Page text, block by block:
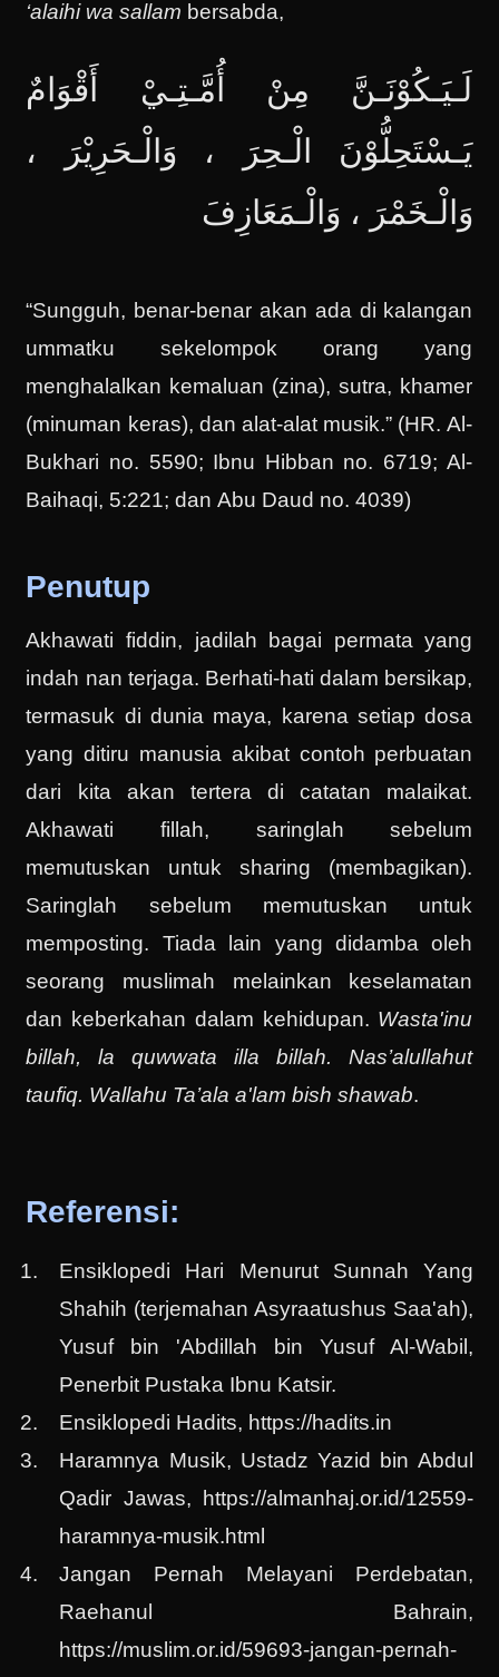
‘alaihi wa sallam bersabda,
لَـيَـكُوْنَـنَّ مِنْ أُمَّـتِـيْ أَقْوَامٌ
يَـسْتَحِلُّوْنَ الْـحِرَ ، وَالْـحَرِيْرَ ،
وَالْـخَمْرَ ، وَالْـمَعَازِفَ
“Sungguh, benar-benar akan ada di kalangan
ummatku sekelompok orang yang
menghalalkan kemaluan (zina), sutra, khamer
(minuman keras), dan alat-alat musik.” (HR. Al-
Bukhari no. 5590; Ibnu Hibban no. 6719; Al-
Baihaqi, 5:221; dan Abu Daud no. 4039)
Penutup
Akhawati fiddin, jadilah bagai permata yang
indah nan terjaga. Berhati-hati dalam bersikap,
termasuk di dunia maya, karena setiap dosa
yang ditiru manusia akibat contoh perbuatan
dari kita akan tertera di catatan malaikat.
Akhawati fillah, saringlah sebelum
memutuskan untuk sharing (membagikan).
Saringlah sebelum memutuskan untuk
memposting. Tiada lain yang didamba oleh
seorang muslimah melainkan keselamatan
dan keberkahan dalam kehidupan. Wasta'inu
billah, la quwwata illa billah. Nas’alullahut
taufiq. Wallahu Ta’ala a'lam bish shawab.
Referensi:
Ensiklopedi Hari Menurut Sunnah Yang
Shahih (terjemahan Asyraatushus Saa'ah),
Yusuf bin 'Abdillah bin Yusuf Al-Wabil,
Penerbit Pustaka Ibnu Katsir.
Ensiklopedi Hadits, https://hadits.in
Haramnya Musik, Ustadz Yazid bin Abdul
Qadir Jawas, https://almanhaj.or.id/12559-
haramnya-musik.html
Jangan Pernah Melayani Perdebatan,
Raehanul Bahrain,
https://muslim.or.id/59693-jangan-pernah-